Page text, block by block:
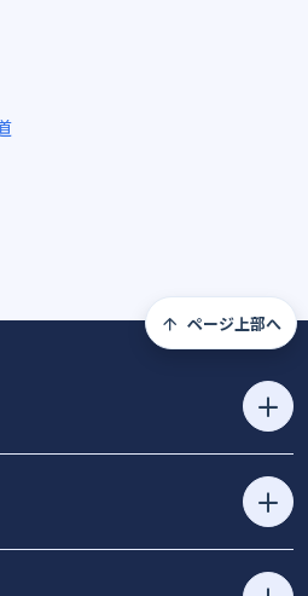
ページ上部へ